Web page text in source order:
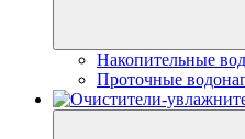
Накопительные
Проточные